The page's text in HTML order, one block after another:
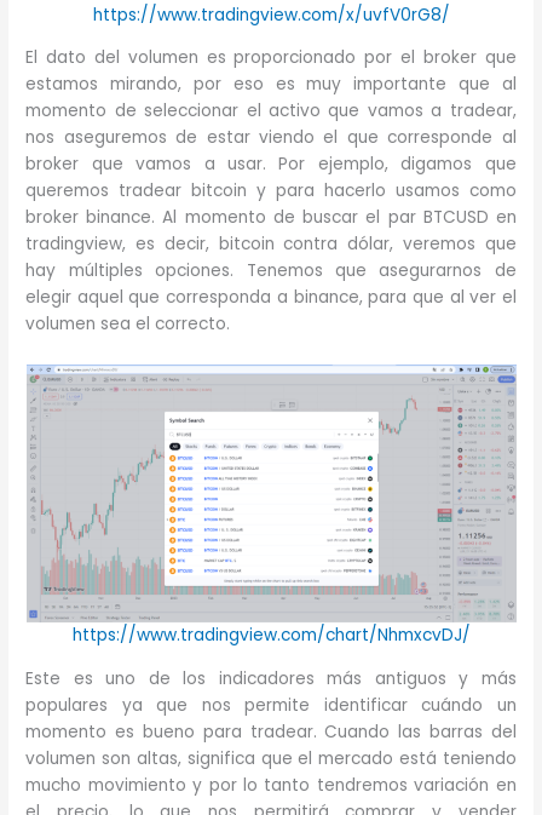
https://www.tradingview.com/x/uvfV0rG8/
El dato del volumen es proporcionado por el broker que
estamos mirando, por eso es muy importante que al
momento de seleccionar el activo que vamos a tradear,
nos aseguremos de estar viendo el que corresponde al
broker que vamos a usar. Por ejemplo, digamos que
queremos tradear bitcoin y para hacerlo usamos como
broker binance. Al momento de buscar el par BTCUSD en
tradingview, es decir, bitcoin contra dólar, veremos que
hay múltiples opciones. Tenemos que asegurarnos de
elegir aquel que corresponda a binance, para que al ver el
volumen sea el correcto.
https://www.tradingview.com/chart/NhmxcvDJ/
Este es uno de los indicadores más antiguos y más
populares ya que nos permite identificar cuándo un
momento es bueno para tradear. Cuando las barras del
volumen son altas, significa que el mercado está teniendo
mucho movimiento y por lo tanto tendremos variación en